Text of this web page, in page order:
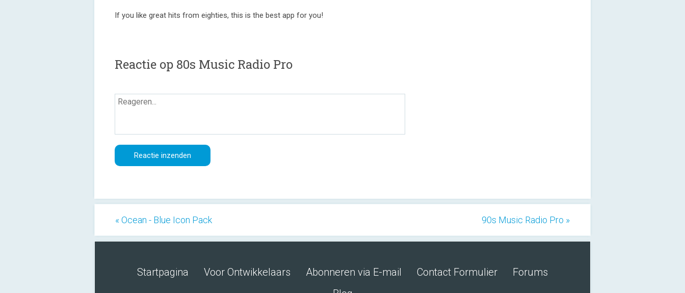
If you like great hits from eighties, this is the best app for you!
Reactie op 80s Music Radio Pro
« Ocean - Blue Icon Pack 90s Music Radio Pro »
Startpagina Voor Ontwikkelaars Abonneren via E-mail Contact Formulier
Forums